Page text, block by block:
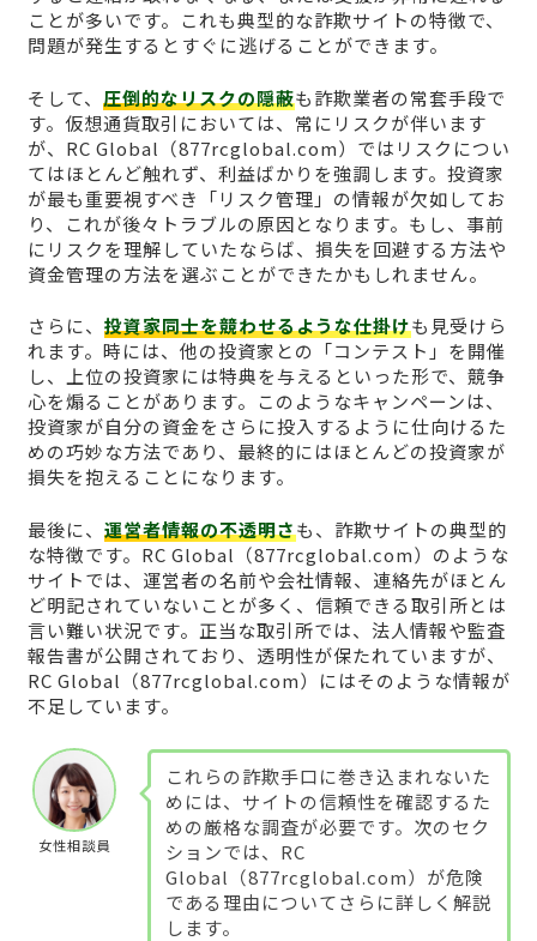
ことが多いです。これも典型的な詐欺サイトの特徴で、
問題が発生するとすぐに逃げることができます。
そして、 圧倒的なリスクの隠蔽も詐欺業者の常套手段で
す。仮想通貨取引においては、常にリスクが伴います
が、RC Global（877rcglobal.com）ではリスクについ
てはほとんど触れず、利益ばかりを強調します。投資家
が最も重要視すべき「リスク管理」の情報が欠如してお
り、これが後々トラブルの原因となります。もし、事前
にリスクを理解していたならば、損失を回避する方法や
資金管理の方法を選ぶことができたかもしれません。
さらに、 投資家同士を競わせるような仕掛けも見受けら
れます。時には、他の投資家との「コンテスト」を開催
し、上位の投資家には特典を与えるといった形で、競争
心を煽ることがあります。このようなキャンペーンは、
投資家が自分の資金をさらに投入するように仕向けるた
めの巧妙な方法であり、最終的にはほとんどの投資家が
損失を抱えることになります。
最後に、 運営者情報の不透明さも、詐欺サイトの典型的
な特徴です。RC Global（877rcglobal.com）のような
サイトでは、運営者の名前や会社情報、連絡先がほとん
ど明記されていないことが多く、信頼できる取引所とは
言い難い状況です。正当な取引所では、法人情報や監査
報告書が公開されており、透明性が保たれていますが、
RC Global（877rcglobal.com）にはそのような情報が
不足しています。
女性相談員
これらの詐欺手口に巻き込まれないた
めには、サイトの信頼性を確認するた
めの厳格な調査が必要です。次のセク
ションでは、RC
Global（877rcglobal.com）が危険
である理由についてさらに詳しく解説
します。